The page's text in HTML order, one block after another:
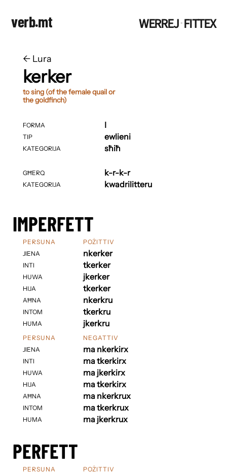
verb.mt WERREJ·FITTEX
← ​​Lura
kerker
to sing (of the female quail or
the goldfinch)
FORMA
TIP
KATEGORIJA
GĦERQ
KATEGORIJA
I
ewlieni
sħiħ
k-r-k-r
kwadrilitteru
IMPERFETT
PERSUNA
JIENA
INTI
HUWA
HIJA
AĦNA
INTOM
HUMA
POŻITTIV
nkerker
tkerker
jkerker
tkerker
nkerkru
tkerkru
jkerkru
PERSUNA
JIENA
INTI
HUWA
HIJA
AĦNA
INTOM
HUMA
NEGATTIV
ma nkerkirx
ma tkerkirx
ma jkerkirx
ma tkerkirx
ma nkerkrux
ma tkerkrux
ma jkerkrux
PERFETT
PERSUNA
POŻITTIV